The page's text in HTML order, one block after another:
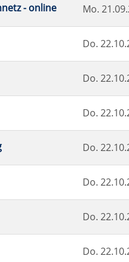
- online Mo.
Do.
Do.
Do.
Do.
Do.
Do.
Do.